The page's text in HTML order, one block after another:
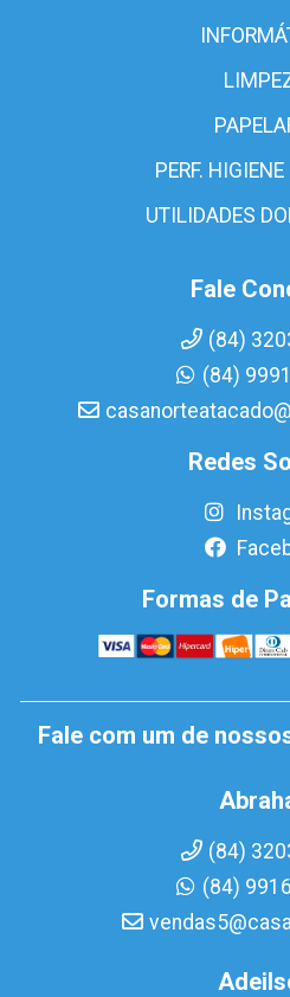
PERF.
UTILIDADES
Fale
(84)
(84)
Redes
Formas de
Fale com um de
(84)
(84)